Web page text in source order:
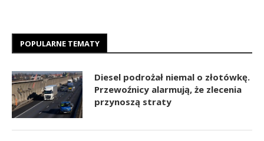
POPULARNE TEMATY
Diesel podrożał niemal o złotówkę.
Przewoźnicy alarmują, że zlecenia
przynoszą straty